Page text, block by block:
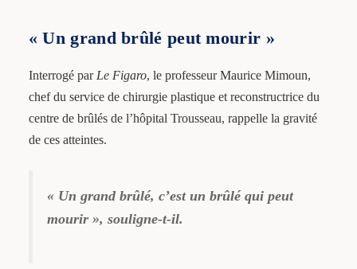
« Un grand brûlé peut mourir »
Interrogé par Le Figaro, le professeur Maurice Mimoun,
chef du service de chirurgie plastique et reconstructrice du
centre de brûlés de l’hôpital Trousseau, rappelle la gravité
de ces atteintes.
« Un grand brûlé, c’est un brûlé qui peut
mourir », souligne-t-il.